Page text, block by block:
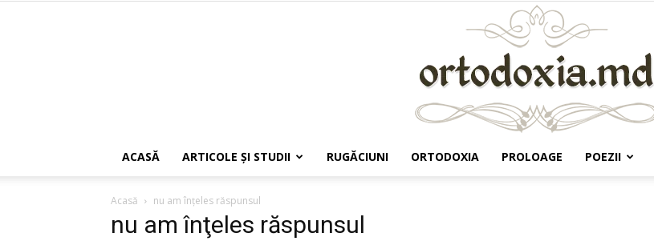
ACASĂ ARTICOLE ŞI STUDII RUGĂCIUNI ORTODOXIA PROLOAGE POEZII
Acasă nu am înţeles răspunsul
nu am înţeles răspunsul